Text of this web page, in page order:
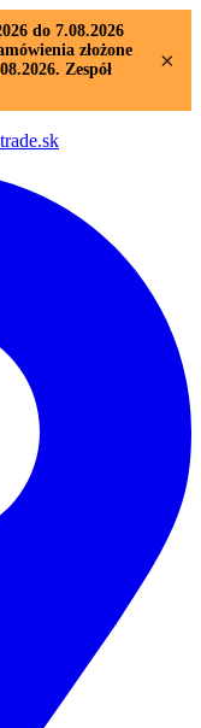
do 7.08.2026
złożone
Zespół
×